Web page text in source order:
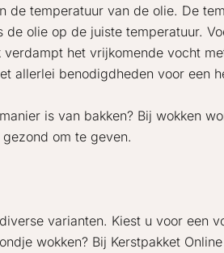
de temperatuur van de olie. De
olie op de juiste temperatuur.
het vrijkomende vocht
allerlei benodigdheden voor een
is van bakken? Bij wokken
om te geven.
varianten. Kiest u voor een
wokken? Bij Kerstpakket